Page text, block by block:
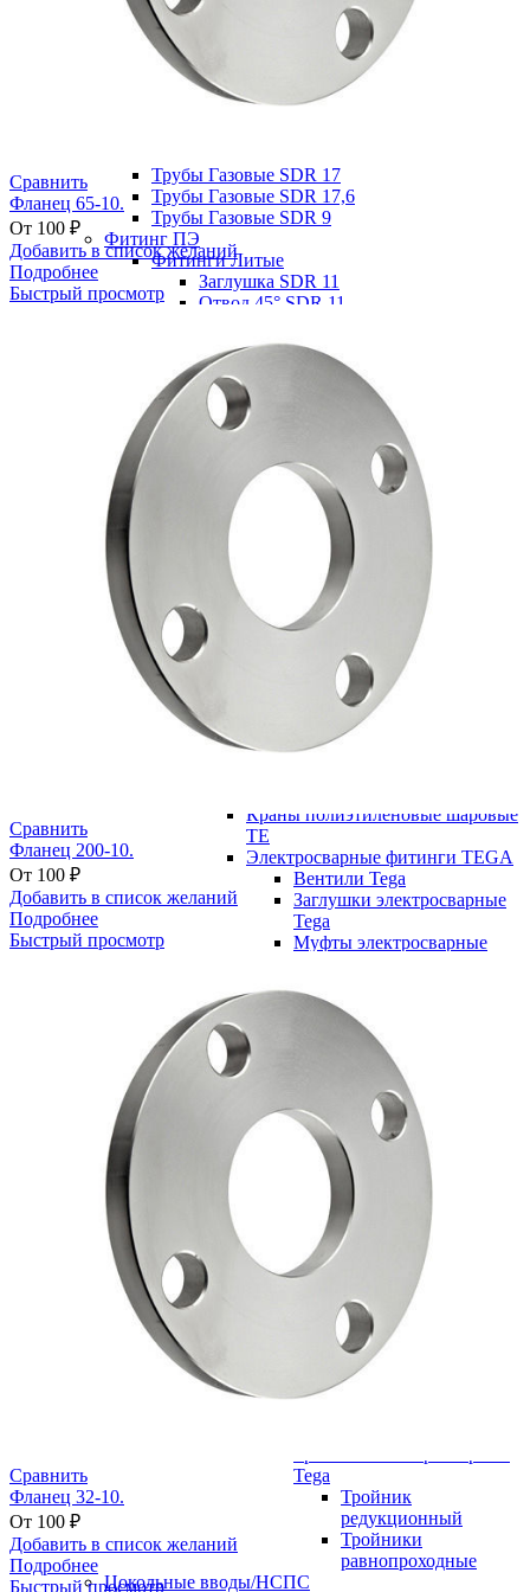
Под приварку
Подземный шаровый кран
Полный проход
Стандартный проход
Трубы Газовые SDR 17
Трубы Газовые SDR 17,6
Трубы Газовые SDR 9
Фитинг ПЭ
Фитинги Литые
Заглушка SDR 11
Отвод 45° SDR 11
Отвод 90° SDR 11
Отвод 90° SDR 17
Переход SDR 11
Переход SDR 17
Тройник равн. SDR 11
Тройник равн. SDR 17
Тройник редукц. SDR 11
Тройник редукц. SDR 17
Фитинги электросварные
Фитинги Евростандарт (Италия)
Заглушка электросварная
Муфта переходная
электросварная на латунь
Муфта эл. cварная редукционная
Муфта эл. сварная SDR 11/17
Отвод 45 г, Отвод 90 г, Отвод 30
Седелка с фрезой электросварная
Седелочный отвод э/сварной
Тройник равносторонний
Краны полиэтиленовые шаровые
TE
Электросварные фитинги TEGA
Вентили Tega
Заглушки электросварные
Tega
Муфты электросварные
электросварные Tega
SDR 11
Муфты
электросварные Tega
SDR 17
Отводы электросварные
Tega
Отвод
электросварной 45°
Отвод
электросварной 90°
Патрубок-накладка TEGA
Патрубок-накладка
Патрубок-накладка
SDR 17
Переходы электросварные
Седелки электросварные
Tega
Тройник
редукционный
Тройники
равнопроходные
Цокольные вводы/НСПС
Сравнить
Фланец 65-10.
От 100 ₽
Добавить в список желаний
Подробнее
Быстрый просмотр
Сравнить
Фланец 200-10.
От 100 ₽
Добавить в список желаний
Подробнее
Быстрый просмотр
Сравнить
Фланец 32-10.
От 100 ₽
Добавить в список желаний
Подробнее
Быстрый просмотр